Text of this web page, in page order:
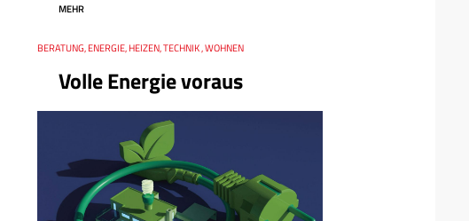
MEHR
Volle Energie voraus
Thema
BERATUNG, ENERGIE, HEIZEN, TECHNIK , WOHNEN